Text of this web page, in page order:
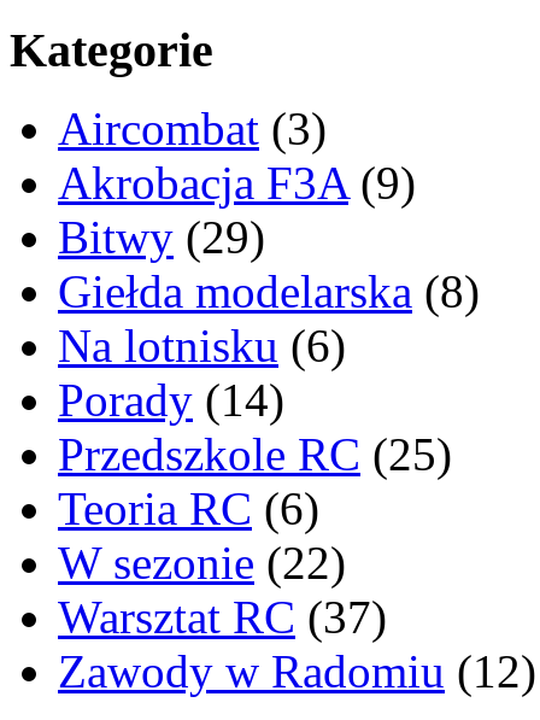
Kategorie
Aircombat (3)
Akrobacja F3A(9)
Bitwy (29)
Giełda modelarska (8)
Na lotnisku (6)
Porady (14)
Przedszkole RC (25)
Teoria RC (6)
W sezonie (22)
Warsztat RC (37)
Zawody w Radomiu (12)